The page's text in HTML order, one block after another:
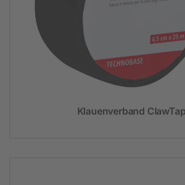
Klauenverband